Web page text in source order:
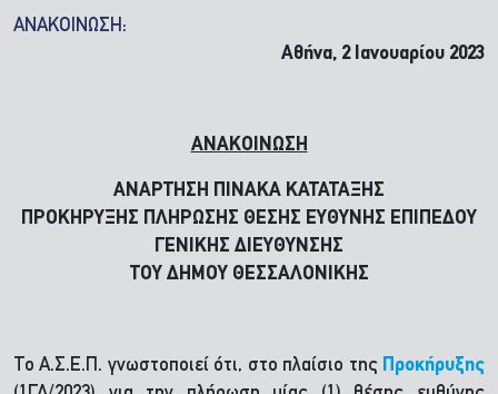
ΑΝΑΚΟΙΝΩΣΗ:
Αθήνα, 2 Ιανουαρίου 2023
ΑΝΑΚΟΙΝΩΣΗ
ΑΝΑΡΤΗΣΗ ΠΙΝΑΚΑ ΚΑΤΑΤΑΞΗΣ
ΠΡΟΚΗΡΥΞΗΣ ΠΛΗΡΩΣΗΣ ΘΕΣΗΣ ΕΥΘΥΝΗΣ ΕΠΙΠΕΔΟΥ
ΓΕΝΙΚΗΣ ΔΙΕΥΘΥΝΣΗΣ
ΤΟΥ ΔΗΜΟΥ ΘΕΣΣΑΛΟΝΙΚΗΣ
Το Α.Σ.Ε.Π. γνωστοποιεί ότι, στο πλαίσιο της Προκήρυξης